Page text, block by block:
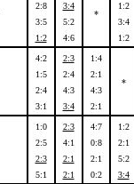
2:8
3:5
1:2
3:4
5:2
4:6
*
1:2
3:4
1:2
4:2
1:5
2:4
3:1
2:3
2:4
4:3
3:4
1:4
2:1
4:3
2:1
*
1:0
2:5
2:3
5:1
2:3
4:1
2:1
2:1
4:7
0:8
2:1
0:2
1:2
2:1
5:2
3:4